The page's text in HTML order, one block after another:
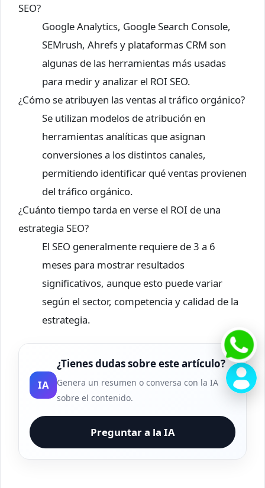
SEO?
Google Analytics, Google Search Console,
SEMrush, Ahrefs y plataformas CRM son
algunas de las herramientas más usadas
para medir y analizar el ROI SEO.
¿Cómo se atribuyen las ventas al tráfico orgánico?
Se utilizan modelos de atribución en
herramientas analíticas que asignan
conversiones a los distintos canales,
permitiendo identificar qué ventas provienen
del tráfico orgánico.
¿Cuánto tiempo tarda en verse el ROI de una
estrategia SEO?
El SEO generalmente requiere de 3 a 6
meses para mostrar resultados
significativos, aunque esto puede variar
según el sector, competencia y calidad de la
estrategia.
IA
¿Tienes dudas sobre este artículo?
Genera un resumen o conversa con la IA
sobre el contenido.
Preguntar a la IA